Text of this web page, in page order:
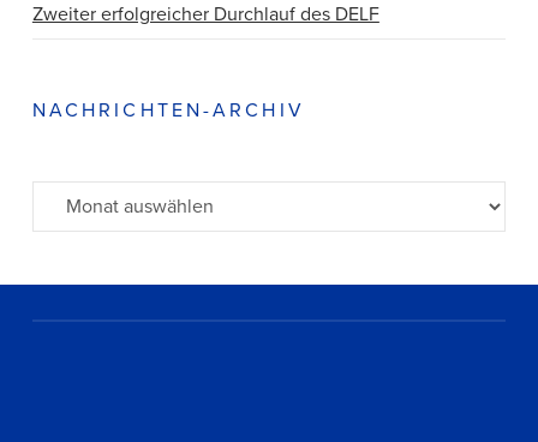
Zweiter erfolgreicher Durchlauf des DELF
NACHRICHTEN-ARCHIV
Archiv